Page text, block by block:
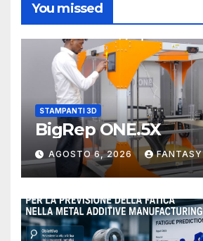
You missed
STAMPANTI 3D
BigRep ONE.5X
AGOSTO 6, 2026 FANTASY